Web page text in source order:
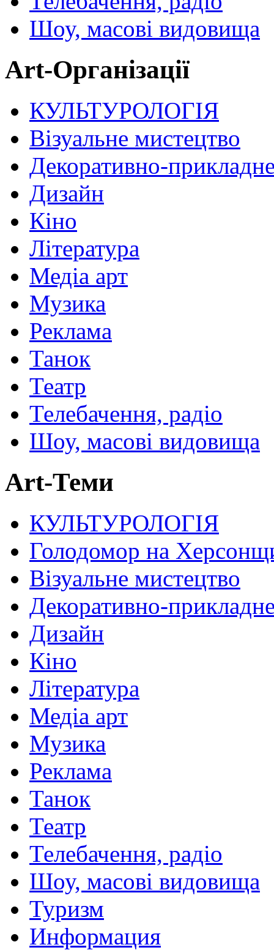
Шоу, масові видовища
Art-Організації
КУЛЬТУРОЛОГІЯ
Візуальне мистецтво
Декоративно-
Дизайн
Кіно
Література
Медіа арт
Музика
Реклама
Танок
Театр
Телебачення, радіо
Шоу, масові видовища
Art-Теми
КУЛЬТУРОЛОГІЯ
Голодомор на
Візуальне мистецтво
Декоративно-
Дизайн
Кіно
Література
Медіа арт
Музика
Реклама
Танок
Театр
Телебачення, радіо
Шоу, масові видовища
Туризм
Информация